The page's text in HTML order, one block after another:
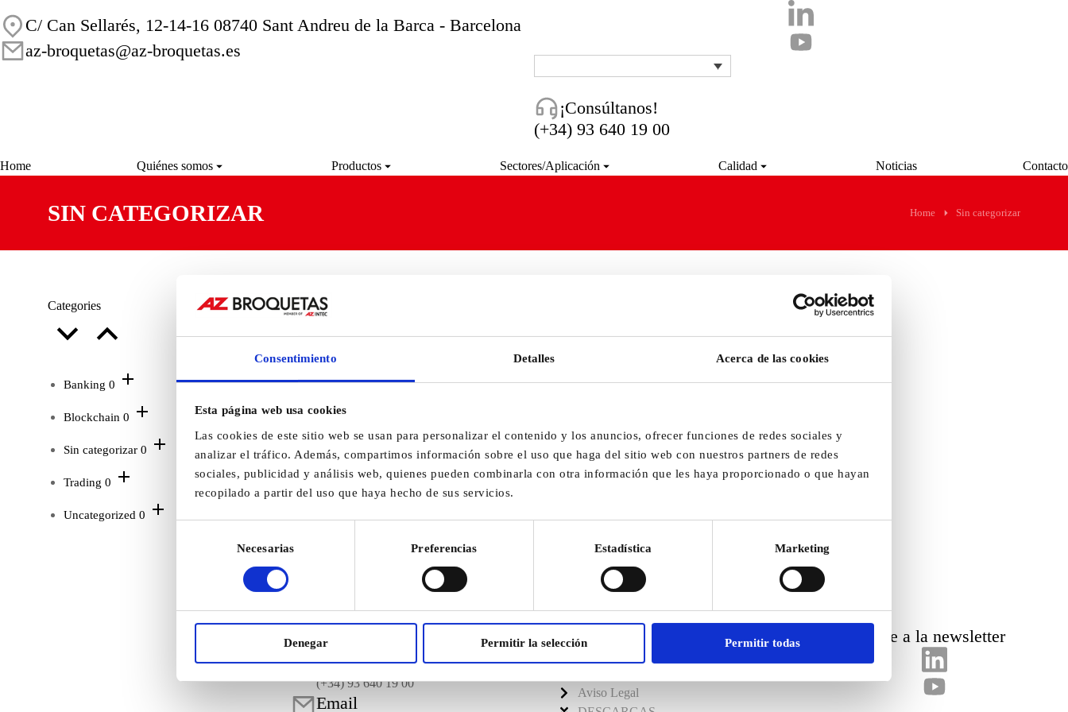
Consentimiento Detalles Acerca de las cookies
Esta página web usa cookies
Las cookies de este sitio web se usan para personalizar el contenido y los anuncios, ofrecer funciones de redes sociales y
analizar el tráfico. Además, compartimos información sobre el uso que haga del sitio web con nuestros partners de redes
sociales, publicidad y análisis web, quienes pueden combinarla con otra información que les haya proporcionado o que hayan
recopilado a partir del uso que haya hecho de sus servicios.
consentimiento
Necesarias Preferencias Estadística Marketing
Denegar Permitir la selección Permitir todas
C/ Can Sellarés, 12-14-16 08740 Sant Andreu de la Barca - Barcelona
az-broquetas@az-broquetas.es
¡Consúltanos!
(+34) 93 640 19 00
Home Quiénes somos Productos Sectores/Aplicación Calidad Noticias Contacto
SIN CATEGORIZAR Home Sin categorizar
Categories
Banking 0
Blockchain 0
Sin categorizar 0
Trading 0
Uncategorized 0
Contacto
(+34) 93 640 19 00
Email
Enlaces de interés
Aviso Legal
Suscríbete a la newsletter